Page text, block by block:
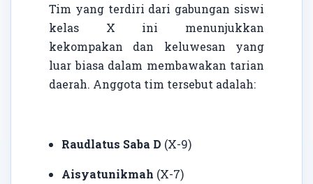
Tim yang terdiri dari gabungan siswi
kelas X ini menunjukkan
kekompakan dan keluwesan yang
luar biasa dalam membawakan tarian
daerah. Anggota tim tersebut adalah:
Raudlatus Saba D (X-9)
Aisyatunikmah (X-7)